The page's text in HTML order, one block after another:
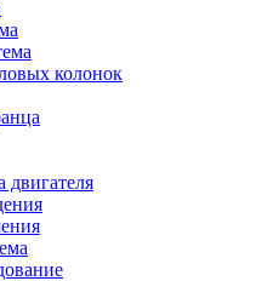
колонок
двигателя